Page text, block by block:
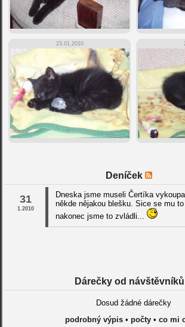
23.01.2010
Deníček
31
1.2010
Dneska jsme museli Čertíka
někde nějakou blešku. Sice se mu
nakonec jsme to zvládli...
Dárečky od návštěvníků
Dosud žádné dárečky
podrobný výpis• počty• co mi